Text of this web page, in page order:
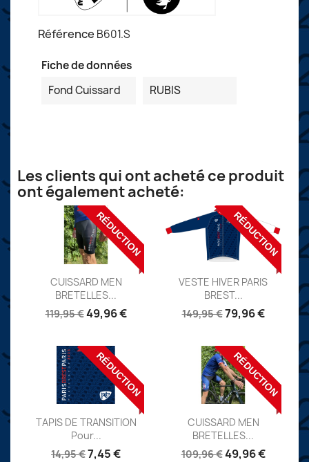
Référence B601.S
Fiche de données
Fond Cuissard
RUBIS
Les clients qui ont acheté ce produit
ont également acheté:
Aperçu
Réf:
CUISSARD MEN
BRETELLES...
119,95 €49,96 €
RÉDUCTION
 Aperçu
Réf:
VESTE HIVER PARIS
BREST...
149,95 €79,96 €
RÉDUCTION
Aperçu
Réf: TAP1
TAPIS DE TRANSITION
Pour...
14,95 €7,45 €
RÉDUCTION
Aperçu
Réf:
CUISSARD MEN
BRETELLES...
109,96 €49,96 €
RÉDUCTION